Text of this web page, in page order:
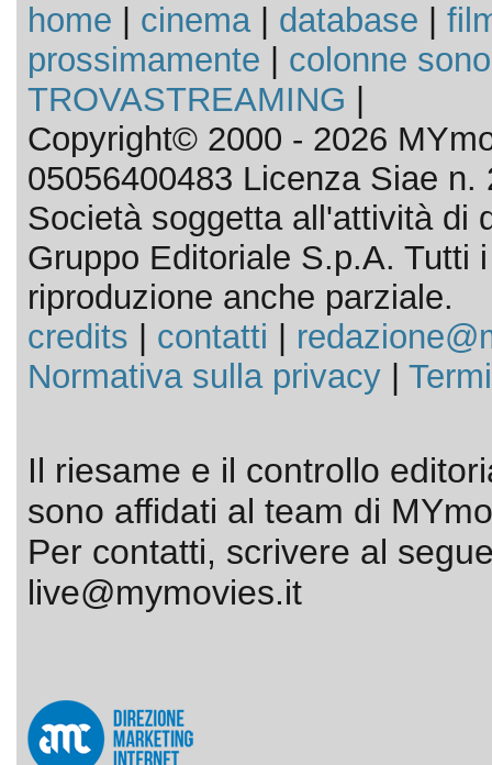
home cinema| database
prossimamente
colonne
TROVASTREAMING
Copyright© 2000 - 2026
05056400483 Licenza Siae n.
Società soggetta all'attività di
Gruppo Editoriale S.p.A. Tutti
riproduzione anche parziale.
credits
contatti
Normativa sulla privacy|
Il riesame e il controllo
sono affidati al team di
Per contatti, scrivere al
live@mymovies.it